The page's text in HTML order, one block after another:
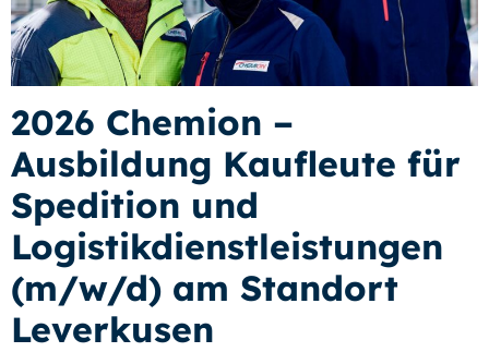
2026 Chemion –
Ausbildung Kaufleute für
Spedition und
Logistikdienstleistungen
(m/w/d) am Standort
Leverkusen